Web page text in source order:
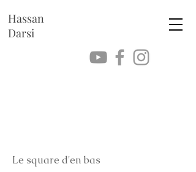
Hassan
Darsi
Le square d'en bas